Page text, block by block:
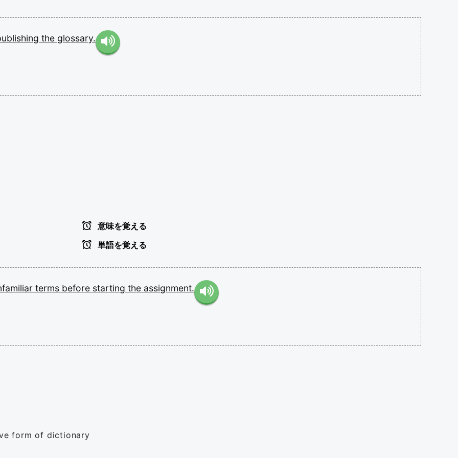
the glossary.
意味を覚える
単語を覚える
terms before starting the assignment.
form of dictionary